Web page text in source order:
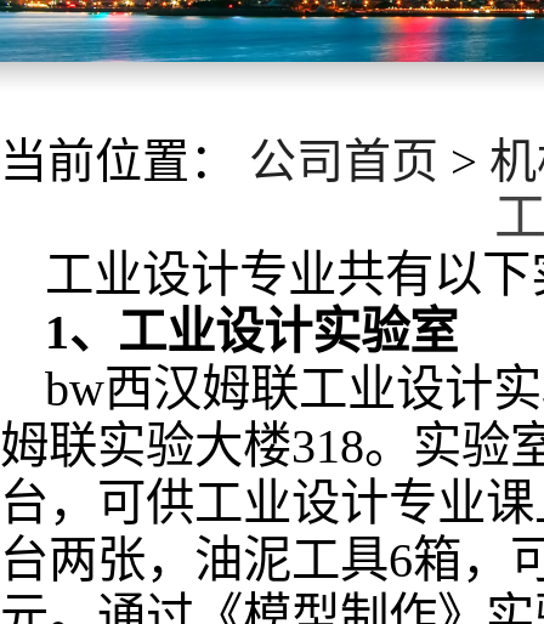
当前位置： 公司首页 >
工业设计专业共有以
1、工业设计实验室
bw西汉姆联工业设计
姆联实验大楼318。实验
台，可供工业设计专业
台两张，油泥工具6箱，